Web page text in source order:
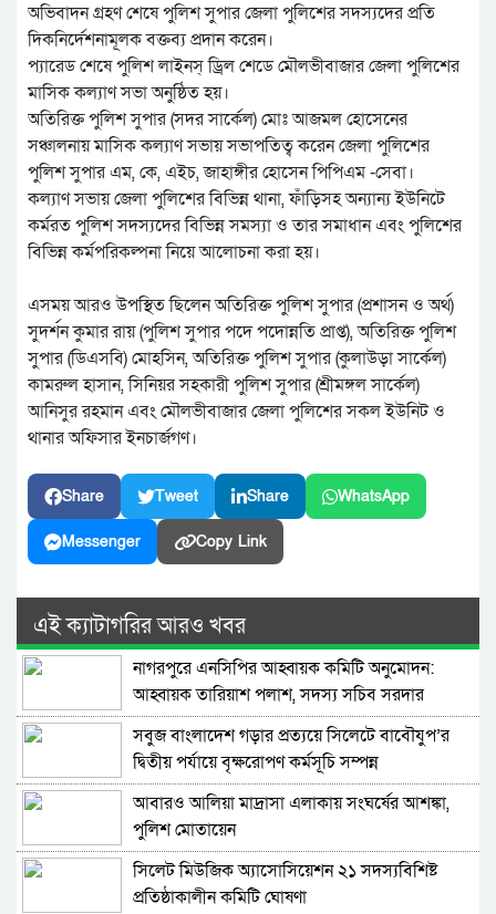
অভিবাদন গ্রহণ শেষে পুলিশ সুপার জেলা পুলিশের সদস্যদের প্রতি
দিকনির্দেশনামূলক বক্তব্য প্রদান করেন।
প্যারেড শেষে পুলিশ লাইনস্ ড্রিল শেডে মৌলভীবাজার জেলা পুলিশের
মাসিক কল্যাণ সভা অনুষ্ঠিত হয়।
অতিরিক্ত পুলিশ সুপার (সদর সার্কেল) মোঃ আজমল হোসেনের
সঞ্চালনায় মাসিক কল্যাণ সভায় সভাপতিত্ব করেন জেলা পুলিশের
পুলিশ সুপার এম, কে, এইচ, জাহাঙ্গীর হোসেন পিপিএম -সেবা।
কল্যাণ সভায় জেলা পুলিশের বিভিন্ন থানা, ফাঁড়িসহ অন্যান্য ইউনিটে
কর্মরত পুলিশ সদস্যদের বিভিন্ন সমস্যা ও তার সমাধান এবং পুলিশের
বিভিন্ন কর্মপরিকল্পনা নিয়ে আলোচনা করা হয়।
এসময় আরও উপস্থিত ছিলেন অতিরিক্ত পুলিশ সুপার (প্রশাসন ও অর্থ)
সুদর্শন কুমার রায় (পুলিশ সুপার পদে পদোন্নতি প্রাপ্ত), অতিরিক্ত পুলিশ
সুপার (ডিএসবি) মোহসিন, অতিরিক্ত পুলিশ সুপার (কুলাউড়া সার্কেল)
কামরুল হাসান, সিনিয়র সহকারী পুলিশ সুপার (শ্রীমঙ্গল সার্কেল)
আনিসুর রহমান এবং মৌলভীবাজার জেলা পুলিশের সকল ইউনিট ও
থানার অফিসার ইনচার্জগণ।
Share Tweet Share WhatsApp
Messenger Copy Link
এই ক্যাটাগরির আরও খবর
নাগরপুরে এনসিপির আহ্বায়ক কমিটি অনুমোদন:
আহ্বায়ক তারিয়াশ পলাশ, সদস্য সচিব সরদার
আশরাফ
সবুজ বাংলাদেশ গড়ার প্রত্যয়ে সিলেটে বাবৌযুপ’র
দ্বিতীয় পর্যায়ে বৃক্ষরোপণ কর্মসূচি সম্পন্ন
আবারও আলিয়া মাদ্রাসা এলাকায় সংঘর্ষের আশঙ্কা,
পুলিশ মোতায়েন
সিলেট মিউজিক অ্যাসোসিয়েশন ২১ সদস্যবিশিষ্ট
প্রতিষ্ঠাকালীন কমিটি ঘোষণা